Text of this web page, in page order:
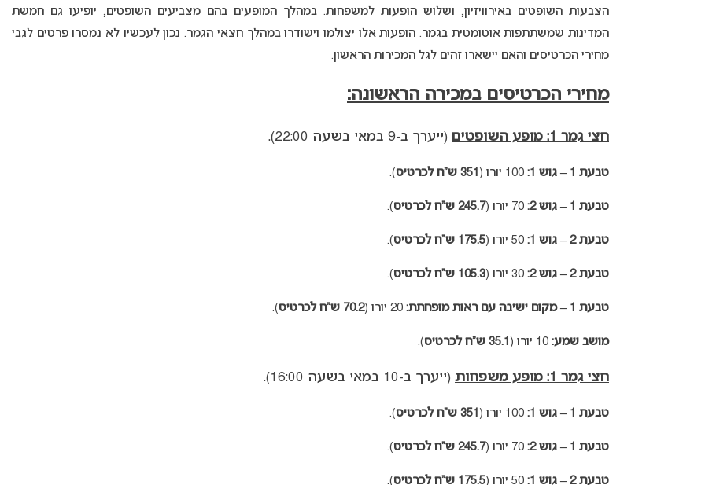
הצבעות השופטים באירוויזיון, ושלוש הופעות למשפחות. במהלך המופעים בהם מצביעים השופטים, יופיעו גם חמשת
המדינות שמשתתפות אוטומטית בגמר. הופעות אלו יצולמו וישודרו במהלך חצאי הגמר. נכון לעכשיו לא נמסרו פרטים לגבי
מחירי הכרטיסים והאם יישארו זהים לגל המכירות הראשון.
מחירי הכרטיסים במכירה הראשונה:
חצי גמר 1: מופע השופטים (ייערך ב-9 במאי בשעה 22:00).
טבעת 1 – גוש 1: 351 ש”ח לכרטיס ).
טבעת 1 – גוש 2: 245.7 ש”ח לכרטיס ).
טבעת 2 – גוש 1: 175.5 ש”ח לכרטיס ).
טבעת 2 – גוש 2: 105.3 ש”ח לכרטיס ).
טבעת 1 – מקום ישיבה עם ראות מופחתת: 70.2 ש”ח לכרטיס ).
מושב שמע: 35.1 ש”ח לכרטיס ).
חצי גמר 1: מופע משפחות (ייערך ב-10 במאי בשעה 16:00).
טבעת 1 – גוש 1: 351 ש”ח לכרטיס ).
טבעת 1 – גוש 2: 245.7 ש”ח לכרטיס ).
טבעת 2 – גוש 1: 175.5 ש”ח לכרטיס ).